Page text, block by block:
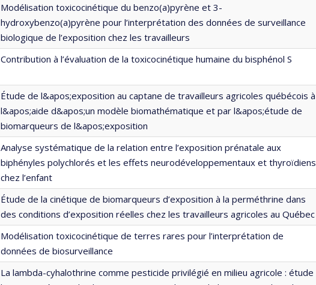
Modélisation toxicocinétique du benzo(a)pyrène et 3-
hydroxybenzo(a)pyrène pour l’interprétation des données de surveillance
biologique de l’exposition chez les travailleurs
Contribution à l’évaluation de la toxicocinétique humaine du bisphénol S
Étude de l&apos;exposition au captane de travailleurs agricoles québécois à
l&apos;aide d&apos;un modèle biomathématique et par l&apos;étude de
biomarqueurs de l&apos;exposition
Analyse systématique de la relation entre l’exposition prénatale aux
biphényles polychlorés et les effets neurodéveloppementaux et thyroïdiens
chez l’enfant
Étude de la cinétique de biomarqueurs d’exposition à la perméthrine dans
des conditions d’exposition réelles chez les travailleurs agricoles au Québec
Modélisation toxicocinétique de terres rares pour l’interprétation de
données de biosurveillance
La lambda-cyhalothrine comme pesticide privilégié en milieu agricole : étude